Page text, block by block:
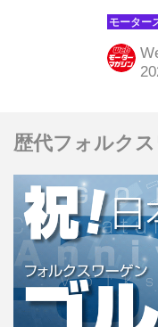
ラーレ
勝、2
マク
歴代フォルク